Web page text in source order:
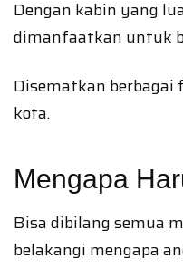
Dengan kabin yang
dimanfaatkan untuk
Disematkan
kota.
Mengapa
Bisa dibilang semua
belakangi mengapa